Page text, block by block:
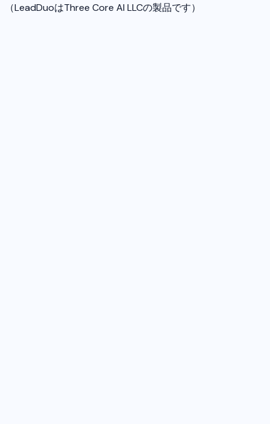
（LeadDuoはThree Core AI LLCの製品です）